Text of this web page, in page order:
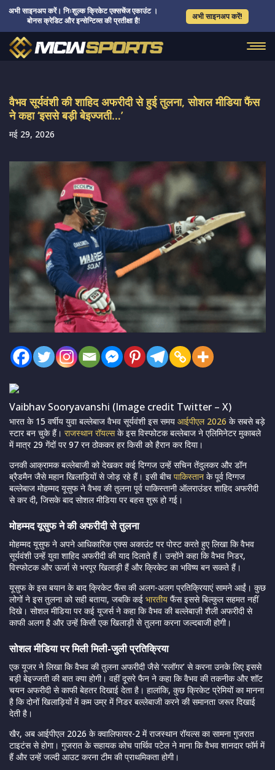
अभी साइनअप करें। निःशुल्क क्रिकेट एक्सचेंज एकाउंट ।
बोनस क्रेडिट और इन्सेन्टिव्स की प्रतीक्षा है!
अभी साइनअप करें!
वैभव सूर्यवंशी की शाहिद अफरीदी से हुई तुलना, सोशल मीडिया फैंस
ने कहा ‘इससे बड़ी बेइज्जती…’
मई 29, 2026
Vaibhav Sooryavanshi (Image credit Twitter – X)
भारत के 15 वर्षीय युवा बल्लेबाज वैभव सूर्यवंशी इस समय आईपीएल 2026 के सबसे बड़े
स्टार बन चुके हैं। राजस्थान रॉयल्सके इस विस्फोटक बल्लेबाज ने एलिमिनेटर मुकाबले
में मात्र 29 गेंदों पर 97 रन ठोककर हर किसी को हैरान कर दिया।
उनकी आक्रामक बल्लेबाजी को देखकर कई दिग्गज उन्हें सचिन तेंदुलकर और डॉन
ब्रैडमैन जैसे महान खिलाड़ियों से जोड़ रहे हैं। इसी बीच पाकिस्तान के पूर्व दिग्गज
बल्लेबाज मोहम्मद यूसुफ ने वैभव की तुलना पूर्व पाकिस्तानी ऑलराउंडर शाहिद अफरीदी
से कर दी, जिसके बाद सोशल मीडिया पर बहस शुरू हो गई।
मोहम्मद यूसुफ ने की अफरीदी से तुलना
मोहम्मद यूसुफ ने अपने आधिकारिक एक्स अकाउंट पर पोस्ट करते हुए लिखा कि वैभव
सूर्यवंशी उन्हें युवा शाहिद अफरीदी की याद दिलाते हैं। उन्होंने कहा कि वैभव निडर,
विस्फोटक और ऊर्जा से भरपूर खिलाड़ी हैं और क्रिकेट का भविष्य बन सकते हैं।
यूसुफ के इस बयान के बाद क्रिकेट फैंस की अलग-अलग प्रतिक्रियाएं सामने आईं। कुछ
लोगों ने इस तुलना को सही बताया, जबकि कई भारतीय फैंस इससे बिल्कुल सहमत नहीं
दिखे। सोशल मीडिया पर कई यूजर्स ने कहा कि वैभव की बल्लेबाज़ी शैली अफरीदी से
काफी अलग है और उन्हें किसी एक खिलाड़ी से तुलना करना जल्दबाजी होगी।
सोशल मीडिया पर मिली मिली-जुली प्रतिक्रिया
एक यूजर ने लिखा कि वैभव की तुलना अफरीदी जैसे ‘स्लॉगर’ से करना उनके लिए इससे
बड़ी बेइज्जती की बात क्या होगी। वहीं दूसरे फैन ने कहा कि वैभव की तकनीक और शॉट
चयन अफरीदी से काफी बेहतर दिखाई देता है। हालांकि, कुछ क्रिकेट प्रेमियों का मानना
है कि दोनों खिलाड़ियों में कम उम्र में निडर बल्लेबाजी करने की समानता जरूर दिखाई
देती है।
खैर, अब आईपीएल 2026 के क्वालिफायर-2 में राजस्थान रॉयल्स का सामना गुजरात
टाइटंस से होगा। गुजरात के सहायक कोच पार्थिव पटेल ने माना कि वैभव शानदार फॉर्म में
हैं और उन्हें जल्दी आउट करना टीम की प्राथमिकता होगी।